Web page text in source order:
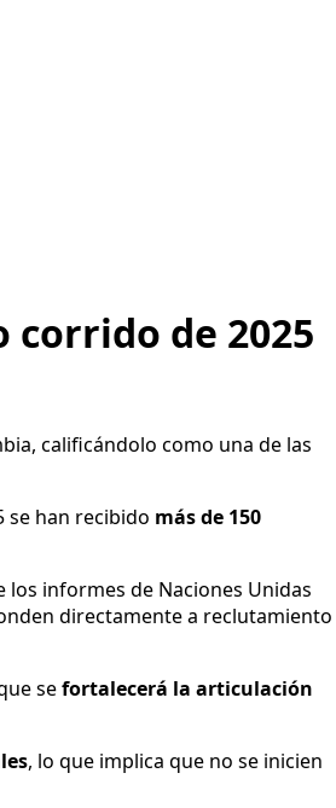
de 2025
calificándolo como una de las
se han recibido más de 150
los informes de Naciones Unidas
directamente a reclutamiento
sefortalecerá la articulación
, lo que implica que no se inicien